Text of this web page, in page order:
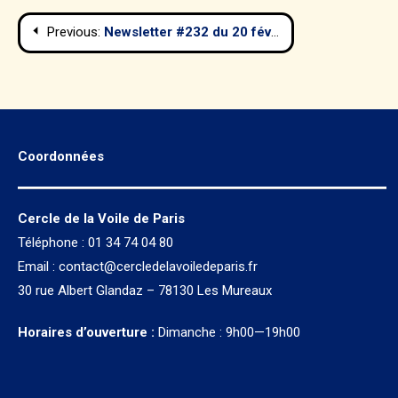
Navigation
l’article
Previous: Newsletter #232 du 20 février 2024
Coordonnées
Cercle de la Voile de Paris
Téléphone : 01 34 74 04 80
Email : contact@cercledelavoiledeparis.fr
30 rue Albert Glandaz – 78130 Les Mureaux
Horaires d’ouverture : Dimanche : 9h00—19h00